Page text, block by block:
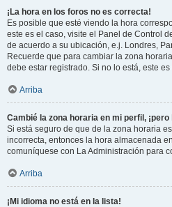
¡La hora en los foros no es correcta!
Es posible que esté viendo la hora
este es el caso, visite el Panel de Control
de acuerdo a su ubicación, e.j. Londres,
Recuerde que para cambiar la zona
debe estar registrado. Si no lo está, este
Arriba
Cambié la zona horaria en mi perfil,
Si está seguro de que de la zona horaria
incorrecta, entonces la hora almacenada
comuníquese con La Administración para
Arriba
¡Mi idioma no está en la lista!